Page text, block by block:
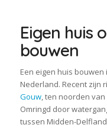
Eigen huis
bouwen
Een eigen huis
Nederland. Recent zijn
Gouw, ten noorden
Omringd door
tussen Midden-